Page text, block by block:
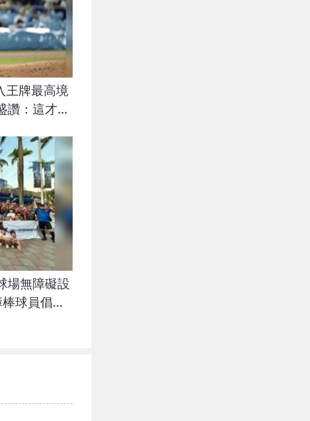
王牌最高境
讚：這才是
場無障礙設
球員倡平